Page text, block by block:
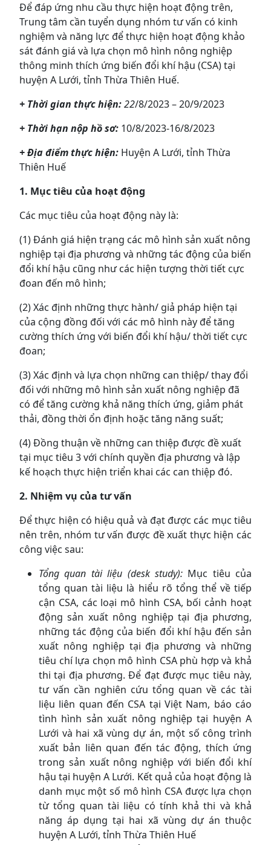
Để đáp ứng nhu cầu thực hiện hoạt động trên,
Trung tâm cần tuyển dụng nhóm tư vấn có kinh
nghiệm và năng lực để thực hiện hoạt động khảo
sát đánh giá và lựa chọn mô hình nông nghiệp
thông minh thích ứng biến đổi khí hậu (CSA) tại
huyện A Lưới, tỉnh Thừa Thiên Huế.
+ Thời gian thực hiện:22/8/2023 – 20/9/2023
+ Thời hạn nộp hồ sơ: 10/8/2023-16/8/2023
+ Địa điểm thực hiện: Huyện A Lưới, tỉnh Thừa
Thiên Huế
1. Mục tiêu của hoạt động
Các mục tiêu của hoạt động này là:
(1) Đánh giá hiện trạng các mô hình sản xuất nông
nghiệp tại địa phương và những tác động của biến
đổi khí hậu cũng như các hiện tượng thời tiết cực
đoan đến mô hình;
(2) Xác định những thực hành/ giả pháp hiện tại
của cộng đồng đối với các mô hình này để tăng
cường thích ứng với biến đổi khí hậu/ thời tiết cực
đoan;
(3) Xác định và lựa chọn những can thiệp/ thay đổi
đối với những mô hình sản xuất nông nghiệp đã
có để tăng cường khả năng thích ứng, giảm phát
thải, đồng thời ổn định hoặc tăng năng suất;
(4) Đồng thuận về những can thiệp được đề xuất
tại mục tiêu 3 với chính quyền địa phương và lập
kế hoạch thực hiện triển khai các can thiệp đó.
2. Nhiệm vụ của tư vấn
Để thực hiện có hiệu quả và đạt được các mục tiêu
nên trên, nhóm tư vấn được đề xuất thực hiện các
công việc sau:
Tổng quan tài liệu (desk study):Mục tiêu của
tổng quan tài liệu là hiểu rõ tổng thể về tiếp
cận CSA, các loại mô hình CSA, bối cảnh hoạt
động sản xuất nông nghiệp tại địa phương,
những tác động của biến đổi khí hậu đến sản
xuất nông nghiệp tại địa phương và những
tiêu chí lựa chọn mô hình CSA phù hợp và khả
thi tại địa phương. Để đạt được mục tiêu này,
tư vấn cần nghiên cứu tổng quan về các tài
liệu liên quan đến CSA tại Việt Nam, báo cáo
tình hình sản xuất nông nghiệp tại huyện A
Lưới và hai xã vùng dự án, một số công trình
xuất bản liên quan đến tác động, thích ứng
trong sản xuất nông nghiệp với biến đổi khí
hậu tại huyện A Lưới. Kết quả của hoạt động là
danh mục một số mô hình CSA được lựa chọn
từ tổng quan tài liệu có tính khả thi và khả
năng áp dụng tại hai xã vùng dự án thuộc
huyện A Lưới, tỉnh Thừa Thiên Huế